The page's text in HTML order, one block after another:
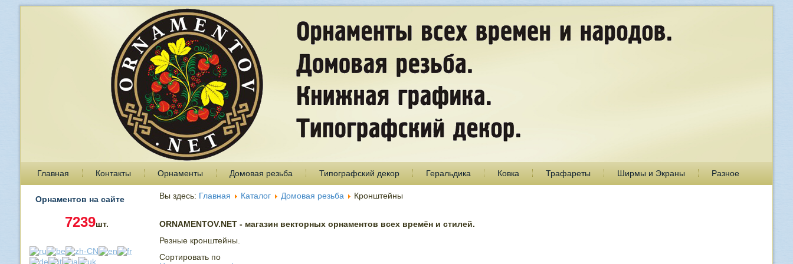
Главная Контакты Орнаменты Домовая резьба Типографский декор Геральдика Ковка Трафареты Ширмы и Экраны Разное
Орнаментов на сайте
7239шт.
Вы здесь: Главная Каталог Домовая резьба Кронштейны
ORNAMENTOV.NET - магазин векторных орнаментов всех времён и стилей.
Резные кронштейны.
Сортировать по